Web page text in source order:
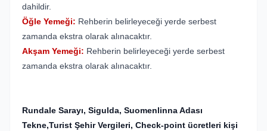
dahildir.
Öğle Yemeği: Rehberin belirleyeceği yerde serbest
zamanda ekstra olarak alınacaktır.
Akşam Yemeği: Rehberin belirleyeceği yerde serbest
zamanda ekstra olarak alınacaktır.
Rundale Sarayı, Sigulda, Suomenlinna Adası
Tekne,Turist Şehir Vergileri, Check-point ücretleri kişi